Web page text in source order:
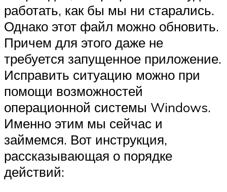
работать, как бы мы ни старались.
Однако этот файл можно обновить.
Причем для этого даже не
требуется запущенное приложение.
Исправить ситуацию можно при
помощи возможностей
операционной системы Windows.
Именно этим мы сейчас и
займемся. Вот инструкция,
рассказывающая о порядке
действий: